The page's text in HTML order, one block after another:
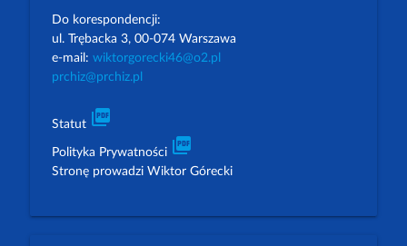
Do korespondencji:
ul. Trębacka 3, 00-074 Warszawa
e-mail: wiktorgorecki46@o2.pl
prchiz@prchiz.pl
Statut picture_as_pdf
Polityka Prywatności picture_as_pdf
Stronę prowadzi Wiktor Górecki